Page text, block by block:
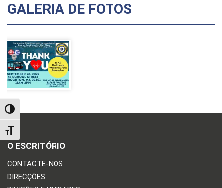
TOGGLE HIGH CONTRAST
TOGGLE FONT SIZE
GALERIA DE FOTOS
O ESCRITÓRIO
CONTACTE-NOS
DIRECÇÕES